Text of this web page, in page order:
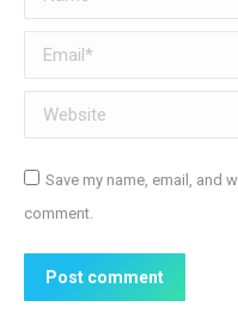
Email *
Website
Save my name, email, and
comment.
Post comment